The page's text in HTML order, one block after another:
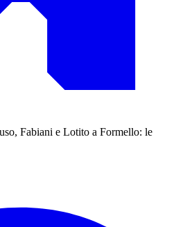
Fabiani e Lotito a Formello: le